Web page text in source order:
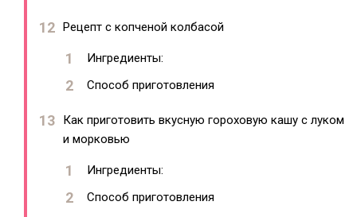
Рецепт с копченой колбасой
Ингредиенты:
Способ приготовления
Как приготовить вкусную гороховую кашу с луком
и морковью
Ингредиенты:
Способ приготовления